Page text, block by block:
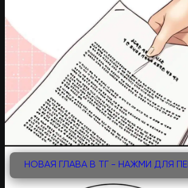
НОВАЯ ГЛАВА В ТГ - НАЖМИ ДЛЯ